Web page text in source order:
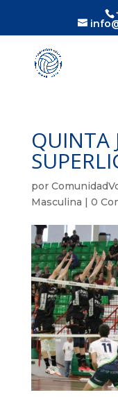
QUINTA
por
Masculina | 0